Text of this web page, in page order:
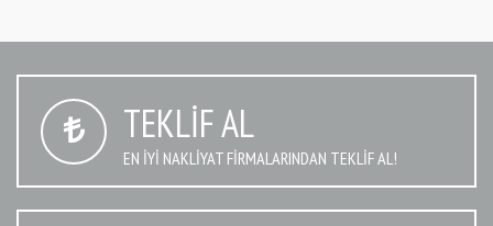
TEKLIF AL
EN IYI NAKLIYAT FIRMALARINDAN TEKLIF AL!